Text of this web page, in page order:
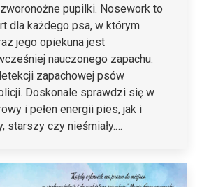
pupilki. Nosework to
dla każdego psa, w którym
jego opiekuna jest
nauczonego zapachu.
zapachowej psów
Doskonale sprawdzi się w
i pełen energii pies, jak i
starszy czy nieśmiały.…